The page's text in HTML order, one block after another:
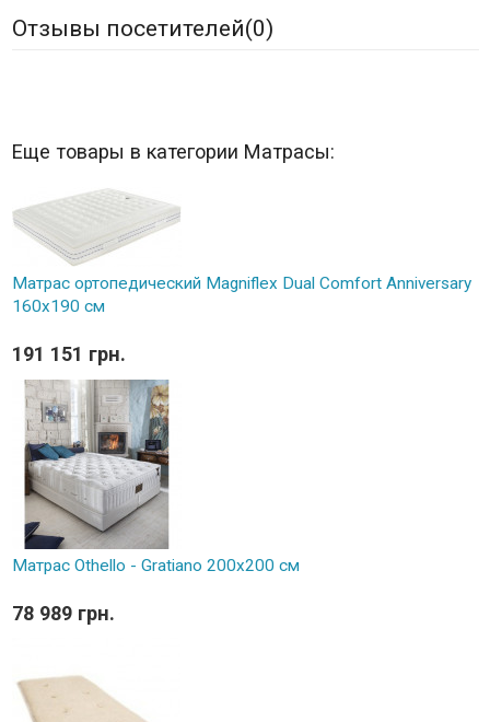
Отзывы посетителей(0)
Еще товары в категории Матрасы:
Матрас ортопедический Magniflex Dual Comfort Anniversary
160х190 см
191 151 грн.
Матрас Othello - Gratiano 200х200 см
78 989 грн.